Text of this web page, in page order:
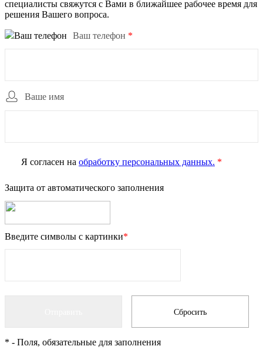
специалисты свяжутся с Вами в ближайшее рабочее время для
решения Вашего вопроса.
Ваш телефон *
Ваше имя
Я согласен на обработку персональных данных. *
Защита от автоматического заполнения
Введите символы с картинки*
* - Поля, обязательные для заполнения